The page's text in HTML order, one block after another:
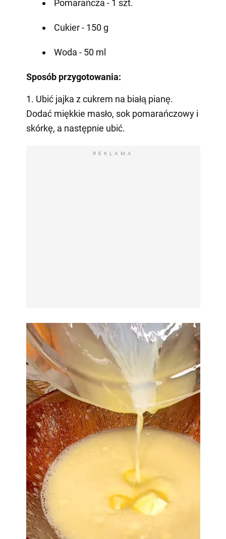
Pomarańcza - 1 szt.
Cukier - 150 g
Woda - 50 ml
Sposób przygotowania:
1. Ubić jajka z cukrem na białą pianę.
Dodać miękkie masło, sok pomarańczowy i
skórkę, a następnie ubić.
REKLAMA